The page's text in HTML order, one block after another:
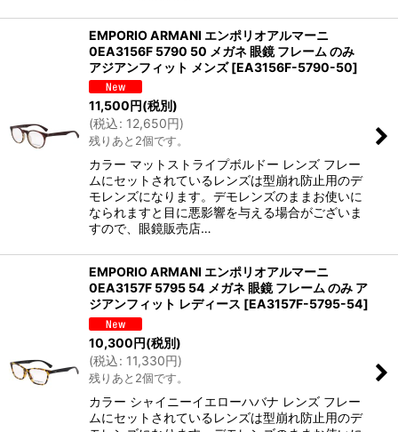
EMPORIO ARMANI エンポリオアルマーニ
0EA3156F 5790 50 メガネ 眼鏡 フレーム のみ
アジアンフィット メンズ [EA3156F-5790-50]
11,500円(税別)
(税込: 12,650円)
残りあと2個です。
カラー マットストライプボルドー レンズ フレー
ムにセットされているレンズは型崩れ防止用のデ
モレンズになります。デモレンズのままお使いに
なられますと目に悪影響を与える場合がございま
すので、眼鏡販売店…
EMPORIO ARMANI エンポリオアルマーニ
0EA3157F 5795 54 メガネ 眼鏡 フレーム のみ ア
ジアンフィット レディース [EA3157F-5795-54]
10,300円(税別)
(税込: 11,330円)
残りあと2個です。
カラー シャイニーイエローハバナ レンズ フレー
ムにセットされているレンズは型崩れ防止用のデ